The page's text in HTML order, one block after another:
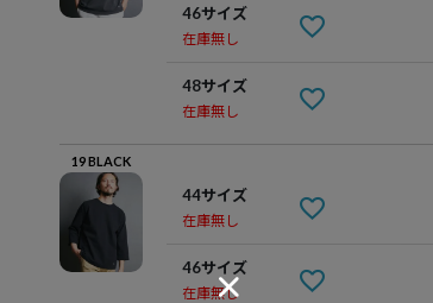
46サイズ
在庫無し
48サイズ
在庫無し
19 BLACK
44サイズ
在庫無し
46サイズ
在庫無し